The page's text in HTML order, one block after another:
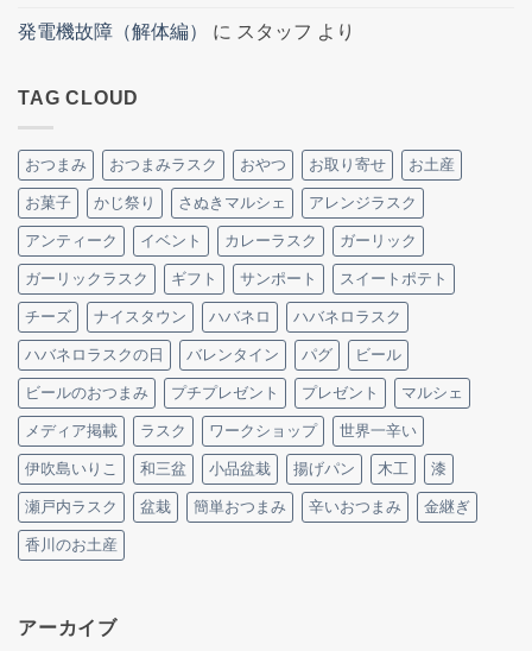
発電機故障（解体編） に スタッフ より
TAG CLOUD
おつまみ おつまみラスク おやつ お取り寄せ お土産
お菓子 かじ祭り さぬきマルシェ アレンジラスク
アンティーク イベント カレーラスク ガーリック
ガーリックラスク ギフト サンポート スイートポテト
チーズ ナイスタウン ハバネロ ハバネロラスク
ハバネロラスクの日 バレンタイン パグ ビール
ビールのおつまみ プチプレゼント プレゼント マルシェ
メディア掲載 ラスク ワークショップ 世界一辛い
伊吹島いりこ 和三盆 小品盆栽 揚げパン 木工 漆
瀬戸内ラスク 盆栽 簡単おつまみ 辛いおつまみ 金継ぎ
香川のお土産
アーカイブ